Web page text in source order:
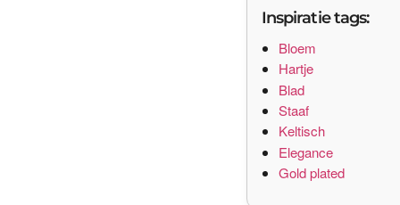
Inspiratie tags:
Bloem
Hartje
Blad
Staaf
Keltisch
Elegance
Gold plated